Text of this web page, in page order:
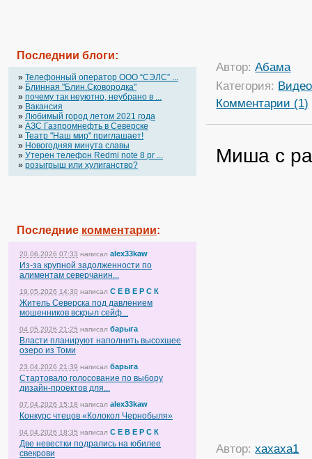
Последнии блоги:
» Телефонный оператор OOO “СЭЛС” ...
» Блинная "Блин.Сковородка"
» почему так неуютно, неубрано в ...
» Вакансия
» Любимый город летом 2021 года
» АЗС Газпромнефть в Северске
» Театр "Наш мир" приглашает!
» Новогодняя минута славы
» Утерен телефон Redmi note 8 pr ...
» розыгрыш или хулиганство?
Последние комментарии:
20.06.2026 07:33 написал alex33kaw
Из-за крупной задолженности по
алиментам северчанин...
19.05.2026 14:30 написал С Е В Е Р С К
Житель Северска под давлением
мошенников вскрыл сейф...
04.05.2026 21:25 написал барыга
Власти планируют наполнить высохшее
озеро из Томи
23.04.2026 21:39 написал барыга
Стартовало голосование по выбору
дизайн-проектов для...
07.04.2026 15:18 написал alex33kaw
Конкурс чтецов «Колокол Чернобыля»
04.04.2026 18:35 написал С Е В Е Р С К
Две невестки подрались на юбилее
свекрови
Автор:Абама
Категория: Видео
Комментарии (1)
Миша с
Автор:xaxaxa1